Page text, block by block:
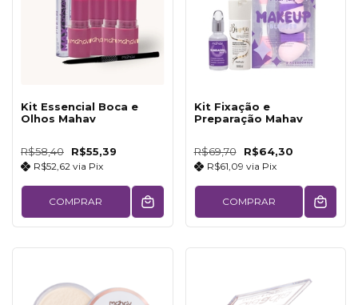
Kit Essencial Boca e
Olhos Mahav
R$58,40 R$55,39
R$52,62 via Pix
COMPRAR
Kit Fixação e
Preparação Mahav
R$69,70 R$64,30
R$61,09 via Pix
COMPRAR